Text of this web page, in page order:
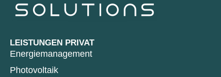
LEISTUNGEN PRIVAT
Energiemanagement
Photovoltaik